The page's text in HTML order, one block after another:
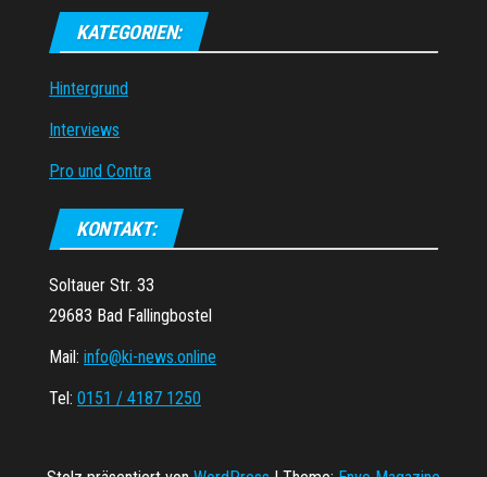
KATEGORIEN:
Hintergrund
Interviews
Pro und Contra
KONTAKT:
Soltauer Str. 33
29683 Bad Fallingbostel
Mail: info@ki-news.online
Tel: 0151 / 4187 1250